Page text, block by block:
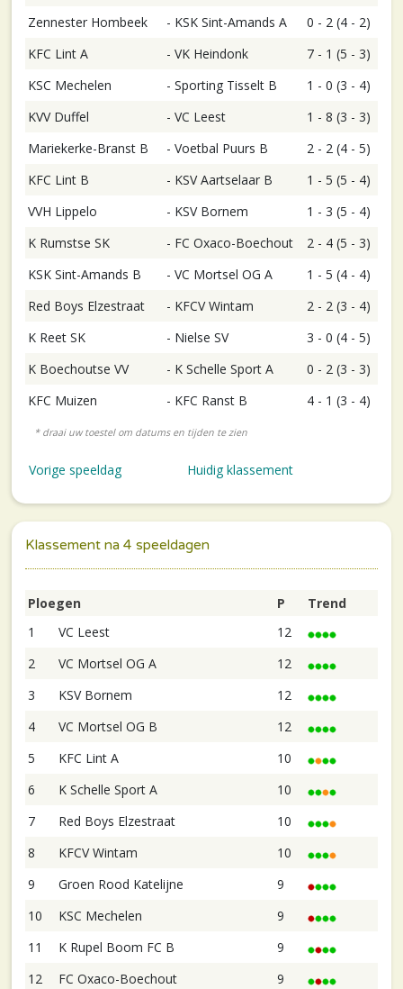
Zennester Hombeek
- KSK Sint-Amands A
0 - 2 (4 - 2)
KFC Lint A
- VK Heindonk
7 - 1 (5 - 3)
KSC Mechelen
- Sporting Tisselt B
1 - 0 (3 - 4)
KVV Duffel
- VC Leest
1 - 8 (3 - 3)
Mariekerke-Branst B
- Voetbal Puurs B
2 - 2 (4 - 5)
KFC Lint B
- KSV Aartselaar B
1 - 5 (5 - 4)
VVH Lippelo
- KSV Bornem
1 - 3 (5 - 4)
K Rumstse SK
- FC Oxaco-Boechout
2 - 4 (5 - 3)
KSK Sint-Amands B
- VC Mortsel OG A
1 - 5 (4 - 4)
Red Boys Elzestraat
- KFCV Wintam
2 - 2 (3 - 4)
K Reet SK
- Nielse SV
3 - 0 (4 - 5)
K Boechoutse VV
- K Schelle Sport A
0 - 2 (3 - 3)
KFC Muizen
- KFC Ranst B 4 - 1 (3 - 4)
Vorige speeldag Huidig klassement
Klassement na 4 speeldagen
Ploegen P
Trend
1
VC Leest
12
2
VC Mortsel OG A
12
3
KSV Bornem
12
4
VC Mortsel OG B
12
5
KFC Lint A
10
6
K Schelle Sport A
10
7
Red Boys Elzestraat
10
8
KFCV Wintam
10
9
Groen Rood Katelijne
9
10
KSC Mechelen
9
11
K Rupel Boom FC B
9
12
FC Oxaco-Boechout
9